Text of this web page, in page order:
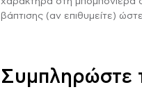
βάπτισης (αν επιθυμείτε)
Συμπληρώστε